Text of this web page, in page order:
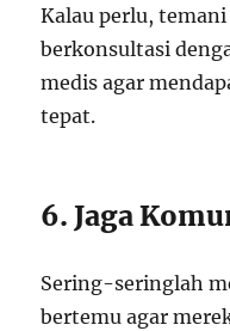
Kalau perlu,
berkonsultasi
medis agar
tepat.
6. Jaga
Sering-seringlah
bertemu agar